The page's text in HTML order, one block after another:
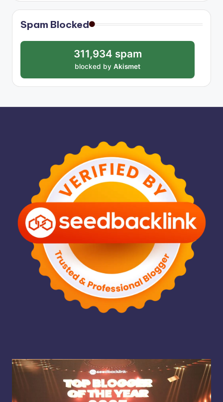
Spam Blocked
311,934 spam
blocked by Akismet